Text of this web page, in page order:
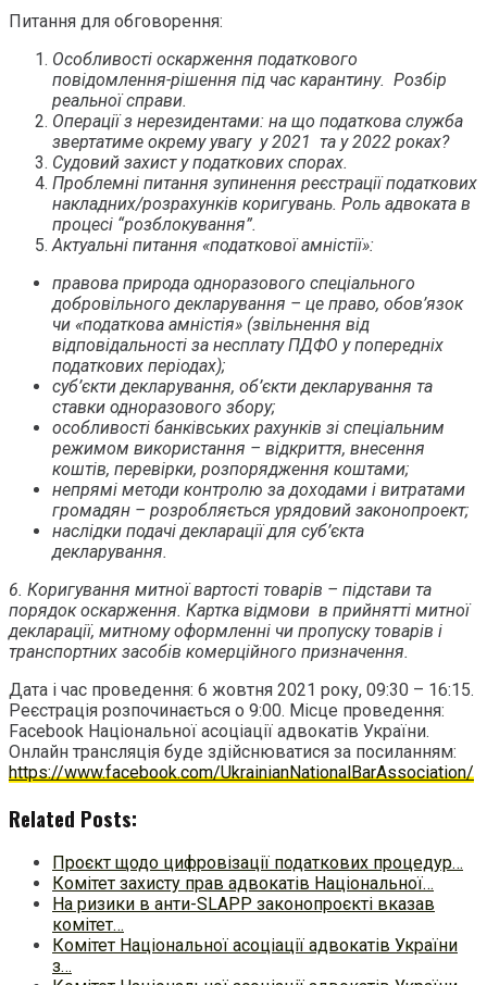
Питання для обговорення:
Особливості оскарження податкового
повідомлення-рішення під час карантину. Розбір
реальної справи.
Операції з нерезидентами: на що податкова служба
звертатиме окрему увагу у 2021 та у 2022 роках?
Судовий захист у податкових спорах.
Проблемні питання зупинення реєстрації податкових
накладних/розрахунків коригувань. Роль адвоката в
процесі “розблокування”.
Актуальні питання «податкової амністії»:
правова природа одноразового спеціального
добровільного декларування – це право, обов’язок
чи «податкова амністія» (звільнення від
відповідальності за несплату ПДФО у попередніх
податкових періодах);
суб’єкти декларування, об’єкти декларування та
ставки одноразового збору;
особливості банківських рахунків зі спеціальним
режимом використання – відкриття, внесення
коштів, перевірки, розпорядження коштами;
непрямі методи контролю за доходами і витратами
громадян – розробляється урядовий законопроект;
наслідки подачі декларації для суб’єкта
декларування.
6. Коригування митної вартості товарів – підстави та
порядок оскарження. Картка відмови в прийнятті митної
декларації, митному оформленні чи пропуску товарів і
транспортних засобів комерційного призначення.
Дата і час проведення: 6 жовтня 2021 року, 09:30 – 16:15.
Реєстрація розпочинається о 9:00. Місце проведення:
Facebook Національної асоціації адвокатів України.
Онлайн трансляція буде здійснюватися за посиланням:
https://www.facebook.com/UkrainianNationalBarAssociation/
Related Posts:
Проєкт щодо цифровізації податкових процедур…
Комітет захисту прав адвокатів Національної…
На ризики в анти-SLAPP законопроєкті вказав
комітет…
Комітет Національної асоціації адвокатів України
з…